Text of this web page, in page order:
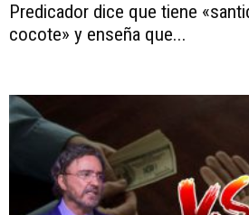
Predicador dice que tiene
cocote» y enseña que...